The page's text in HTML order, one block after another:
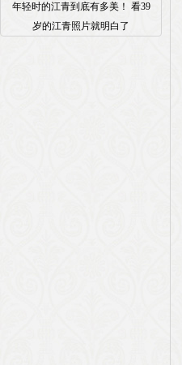
年轻时的江青到底有多美！ 看39
岁的江青照片就明白了